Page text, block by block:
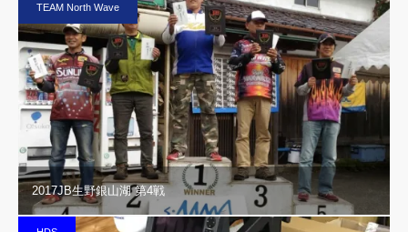
TEAM North Wave
2017JB生野銀山湖 第4戦